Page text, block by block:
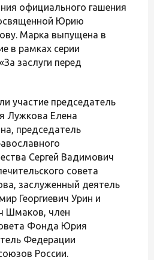
официального гашения
Юрию
Марка выпущена в
в рамках серии
заслуги перед
участие председатель
Лужкова Елена
председатель
Сергей Вадимович
совета
заслуженный деятель
Георгиевич Урин и
Шмаков, член
Фонда Юрия
Федерации
России.